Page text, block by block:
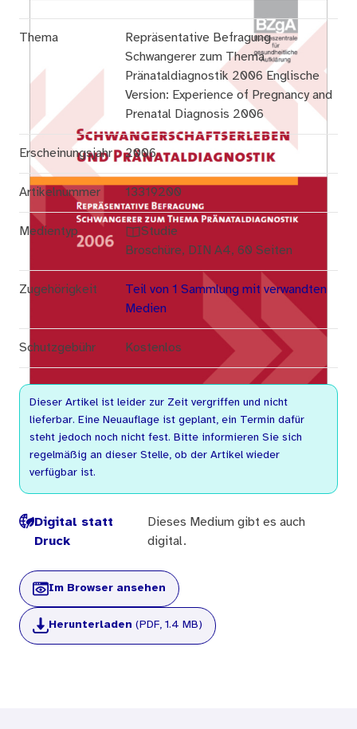
Thema
Repräsentative Befragung
Schwangerer zum Thema
Pränataldiagnostik 2006 Englische
Version: Experience of Pregnancy and
Prenatal Diagnosis 2006
Erscheinungsjahr 2006
Artikelnummer 13319200
Medientyp
Studie
Broschüre, DIN A4, 60 Seiten
Zugehörigkeit
Teil von 1 Sammlung mit verwandten
Medien
Schutzgebühr Kostenlos
Dieser Artikel ist leider zur Zeit vergriffen und nicht
lieferbar. Eine Neuauflage ist geplant, ein Termin dafür
steht jedoch noch nicht fest. Bitte informieren Sie sich
regelmäßig an dieser Stelle, ob der Artikel wieder
verfügbar ist.
Digital statt
Druck
Dieses Medium gibt es auch
digital.
Im Browser ansehen
Herunterladen (PDF, 1.4 MB)